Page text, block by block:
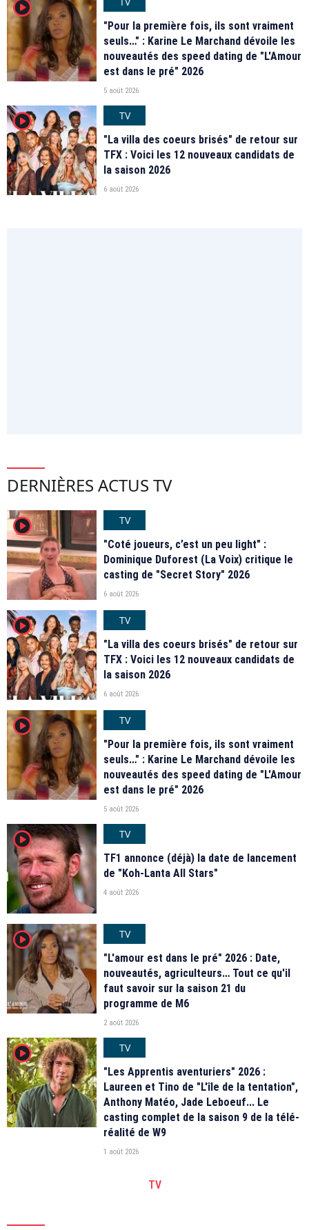
player2
"Pour la première fois, ils sont vraiment
seuls…" : Karine Le Marchand dévoile les
nouveautés des speed dating de "L'Amour
est dans le pré" 2026
5 août 2026
player2
TV
"La villa des coeurs brisés" de retour sur
TFX : Voici les 12 nouveaux candidats de
la saison 2026
6 août 2026
DERNIÈRES ACTUS TV
player2
TV
"Coté joueurs, c’est un peu light" :
Dominique Duforest (La Voix) critique le
casting de "Secret Story" 2026
6 août 2026
player2
TV
"La villa des coeurs brisés" de retour sur
TFX : Voici les 12 nouveaux candidats de
la saison 2026
6 août 2026
player2
TV
"Pour la première fois, ils sont vraiment
seuls…" : Karine Le Marchand dévoile les
nouveautés des speed dating de "L'Amour
est dans le pré" 2026
5 août 2026
player2
TV
TF1 annonce (déjà) la date de lancement
de "Koh-Lanta All Stars"
4 août 2026
player2
TV
"L'amour est dans le pré" 2026 : Date,
nouveautés, agriculteurs… Tout ce qu'il
faut savoir sur la saison 21 du
programme de M6
2 août 2026
player2
TV
"Les Apprentis aventuriers" 2026 :
Laureen et Tino de "L'île de la tentation",
Anthony Matéo, Jade Leboeuf... Le
casting complet de la saison 9 de la télé-
réalité de W9
1 août 2026
TV